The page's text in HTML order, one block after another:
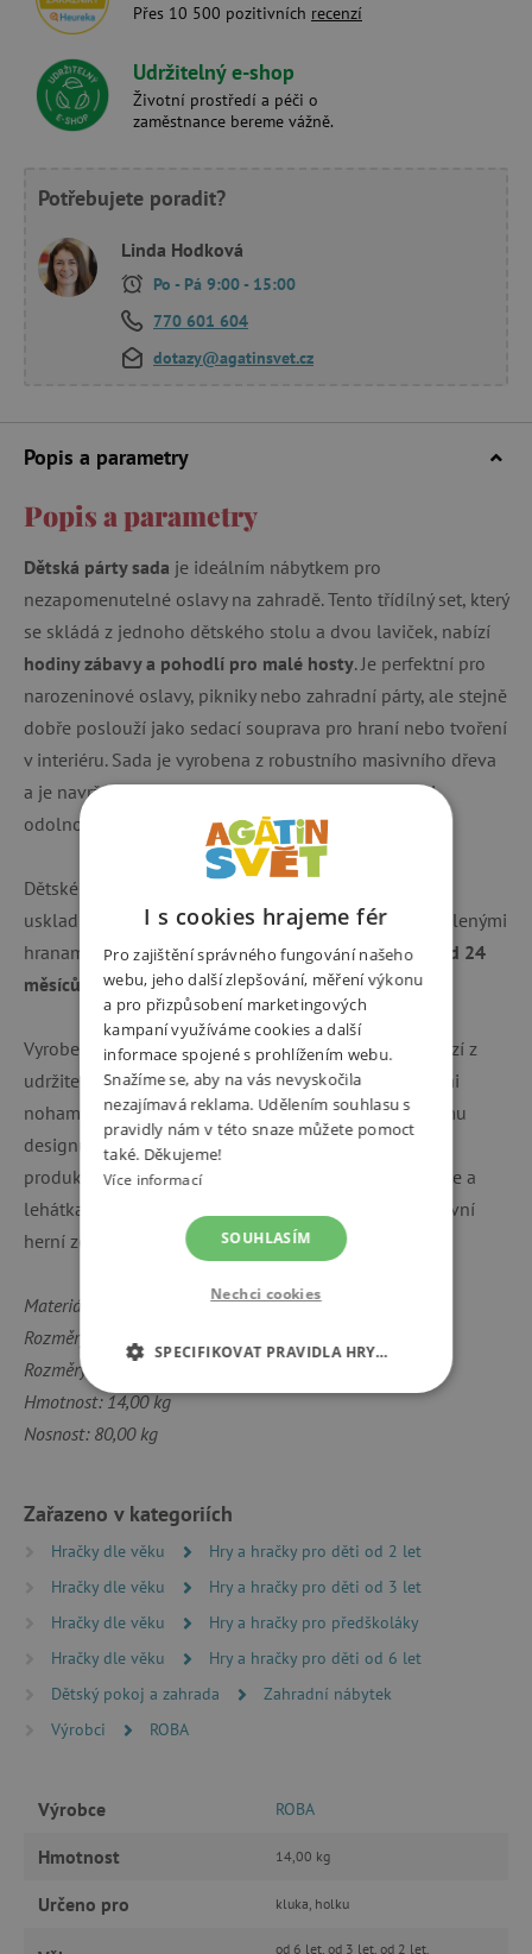
Přes 10 500 pozitivních recenzí
Udržitelný e-shop
Životní prostředí a péči o
zaměstnance bereme vážně.
Potřebujete poradit?
Linda Hodková
Po - Pá 9:00 - 15:00
770 601 604
dotazy@agatinsvet.cz
Popis a parametry
Popis a parametry
Dětská párty sada je ideálním nábytkem pro
nezapomenutelné oslavy na zahradě. Tento třídílný set, který
se skládá z jednoho dětského stolu a dvou laviček, nabízí
hodiny zábavy a pohodlí pro malé hosty. Je perfektní pro
narozeninové oslavy, pikniky nebo zahradní párty, ale stejně
dobře poslouží jako sedací souprava pro hraní nebo tvoření
v interiéru. Sada je vyrobena z robustního masivního dřeva
a je navržena pro venkovní použití, což ji činí velmi
odolnou.
Dětské lavice a stůl l ze snadno složit
uskladnění a šetří místo. Bezpečná konstrukce s zaoblenými
hranami zaručuje, že je nábytek vhodnýpro děti již od 24
měsíců . Sada je ideální pro 4 děti (max. 80 kg).
Vyrobenoz přírodního masivního dřeva,které pochází z
udržitelných zdrojů a doplněno lakovanými kovovými
nohami. Montáž je rychlá a snadná díky promyšlenému
designu. Sada je kompatibilní s dalšími venkovními
produkty značky roba, jako jsou dětské kuchyňky, židle a
lehátka. Můžete tak dětem vytvořit dokonalou venkovní
herní zónu.
Materiál: masivní dřevo a kov
Rozměry stolu: V 52 x Š 109 x H 40 cm
Rozměry laviček: V 34 x Š 108 x H 20 cm
Hmotnost: 14,00 kg
Nosnost: 80,00 kg
Zařazeno v kategoriích
Hračky dle věku
Hry a hračky pro děti od 2 let
Hračky dle věku
Hry a hračky pro děti od 3 let
Hračky dle věku
Hry a hračky pro předškoláky
Hračky dle věku
Hry a hračky pro děti od 6 let
Dětský pokoj a zahrada
Zahradní nábytek
Výrobci
ROBA
Výrobce ROBA
Hmotnost 14,00 kg
Určeno pro kluka, holku
od 6 let, od 3 let, od 2 let,
I s cookies hrajeme fér
Pro zajištění správného fungování našeho
webu, jeho další zlepšování, měření výkonu
a pro přizpůsobení marketingových
kampaní využíváme cookies a další
informace spojené s prohlížením webu.
Snažíme se, aby na vás nevyskočila
nezajímavá reklama. Udělením souhlasu s
pravidly nám v této snaze můžete pomoct
také. Děkujeme!
Více informací
SOUHLASÍM
Nechci cookies
SPECIFIKOVAT PRAVIDLA HRY…
NEZBYTNĚ NUTNÉ COOKIES
MARKETINGOVÉ COOKIES
základní funkce webových stránek, jako je
stránky nelze bez nezbytně nutných souborů
cookie správně používat.
Název